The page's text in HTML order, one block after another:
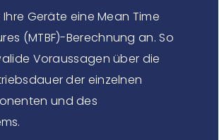
Geräte eine Mean Time
(MTBF)-Berechnung an. So
Voraussagen über die
der einzelnen
und des